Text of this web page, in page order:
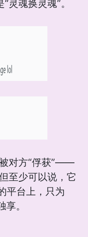
灵魂换灵魂”。
对方“俘获”——
至少可以说，它
平台上，只为
。